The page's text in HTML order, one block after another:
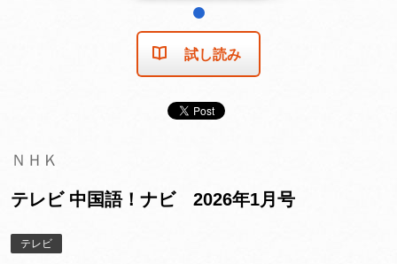
試し読み
ＮＨＫ
テレビ 中国語！ナビ 2026年1月号
テレビ